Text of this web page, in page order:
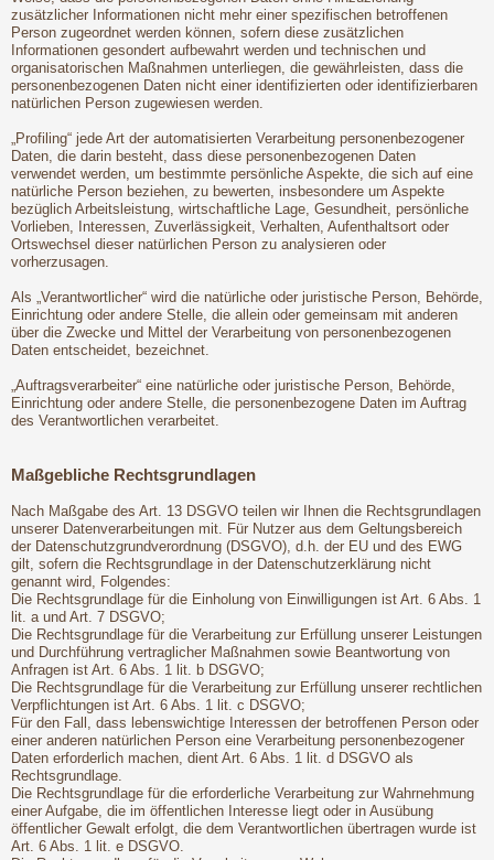
zusätzlicher Informationen nicht mehr einer spezifischen betroffenen
Person zugeordnet werden können, sofern diese zusätzlichen
Informationen gesondert aufbewahrt werden und technischen und
organisatorischen Maßnahmen unterliegen, die gewährleisten, dass die
personenbezogenen Daten nicht einer identifizierten oder identifizierbaren
natürlichen Person zugewiesen werden.
„Profiling“ jede Art der automatisierten Verarbeitung personenbezogener
Daten, die darin besteht, dass diese personenbezogenen Daten
verwendet werden, um bestimmte persönliche Aspekte, die sich auf eine
natürliche Person beziehen, zu bewerten, insbesondere um Aspekte
bezüglich Arbeitsleistung, wirtschaftliche Lage, Gesundheit, persönliche
Vorlieben, Interessen, Zuverlässigkeit, Verhalten, Aufenthaltsort oder
Ortswechsel dieser natürlichen Person zu analysieren oder
vorherzusagen.
Als „Verantwortlicher“ wird die natürliche oder juristische Person, Behörde,
Einrichtung oder andere Stelle, die allein oder gemeinsam mit anderen
über die Zwecke und Mittel der Verarbeitung von personenbezogenen
Daten entscheidet, bezeichnet.
„Auftragsverarbeiter“ eine natürliche oder juristische Person, Behörde,
Einrichtung oder andere Stelle, die personenbezogene Daten im Auftrag
des Verantwortlichen verarbeitet.
Maßgebliche Rechtsgrundlagen
Nach Maßgabe des Art. 13 DSGVO teilen wir Ihnen die Rechtsgrundlagen
unserer Datenverarbeitungen mit. Für Nutzer aus dem Geltungsbereich
der Datenschutzgrundverordnung (DSGVO), d.h. der EU und des EWG
gilt, sofern die Rechtsgrundlage in der Datenschutzerklärung nicht
genannt wird, Folgendes:
Die Rechtsgrundlage für die Einholung von Einwilligungen ist Art. 6 Abs. 1
lit. a und Art. 7 DSGVO;
Die Rechtsgrundlage für die Verarbeitung zur Erfüllung unserer Leistungen
und Durchführung vertraglicher Maßnahmen sowie Beantwortung von
Anfragen ist Art. 6 Abs. 1 lit. b DSGVO;
Die Rechtsgrundlage für die Verarbeitung zur Erfüllung unserer rechtlichen
Verpflichtungen ist Art. 6 Abs. 1 lit. c DSGVO;
Für den Fall, dass lebenswichtige Interessen der betroffenen Person oder
einer anderen natürlichen Person eine Verarbeitung personenbezogener
Daten erforderlich machen, dient Art. 6 Abs. 1 lit. d DSGVO als
Rechtsgrundlage.
Die Rechtsgrundlage für die erforderliche Verarbeitung zur Wahrnehmung
einer Aufgabe, die im öffentlichen Interesse liegt oder in Ausübung
öffentlicher Gewalt erfolgt, die dem Verantwortlichen übertragen wurde ist
Art. 6 Abs. 1 lit. e DSGVO.